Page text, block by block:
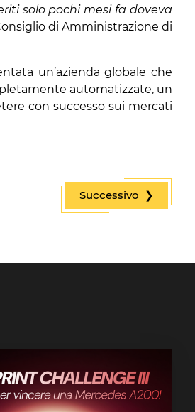
solo pochi mesi fa doveva
di Amministrazione di
un’azienda globale che
automatizzate, un
con successo sui mercati
Successivo ❯